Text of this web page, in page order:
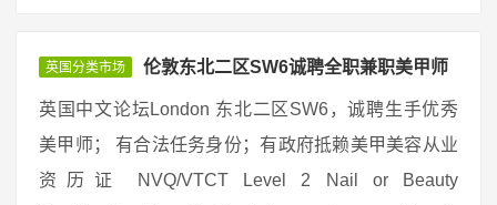
英国分类市场 伦敦东北二区SW6诚聘全职兼职美甲师
英国中文论坛London 东北二区SW6，诚聘生手优秀
美甲师； 有合法任务身份；有政府抵赖美甲美容从业
资历证 NVQ/VTCT Level 2 Nail or Beauty